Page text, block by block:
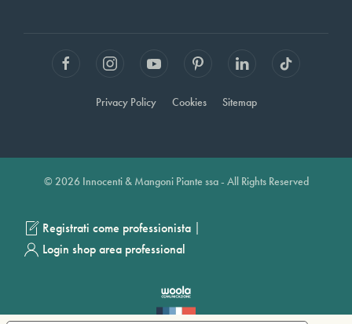
Privacy Policy Cookies Sitemap
© 2026 Innocenti & Mangoni Piante ssa - All Rights Reserved
Registrati come professionista |
Login shop area professional